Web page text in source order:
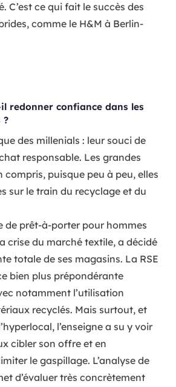
C’est ce qui fait le succès des
comme le H&M à Berlin-
il redonner confiance dans les
?
des millenials : leur souci de
responsable. Les grandes
compris, puisque peu à peu, elles
sur le train du recyclage et du
de prêt-à-porter pour hommes
crise du marché textile, a décidé
totale de ses magasins. La RSE
bien plus prépondérante
notamment l’utilisation
recyclés. Mais surtout, et
l’enseigne a su y voir
cibler son offre et en
le gaspillage. L’analyse de
d’évaluer très concrètement